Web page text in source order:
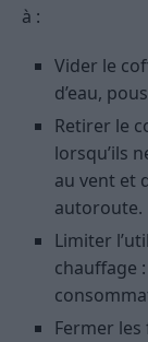
à :
Vider le
d’eau,
Retirer le
lorsqu’ils
au vent et
autoroute.
Limiter
chauffage
Fermer